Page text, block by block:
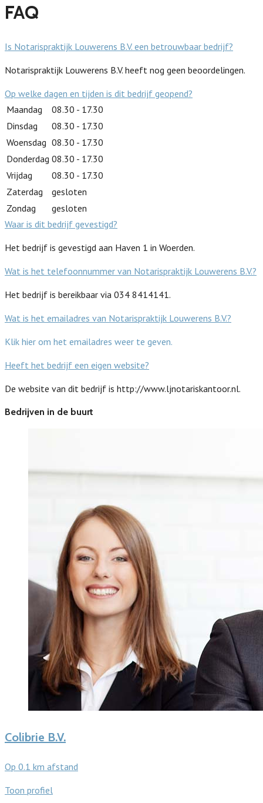
FAQ
Is Notarispraktijk Louwerens B.V. een betrouwbaar bedrijf?
Notarispraktijk Louwerens B.V. heeft nog geen beoordelingen.
Op welke dagen en tijden is dit bedrijf geopend?
Maandag
08.30 - 17.30
Dinsdag
08.30 - 17.30
Woensdag 08.30 - 17.30
Donderdag 08.30 - 17.30
Vrijdag
08.30 - 17.30
Zaterdag
gesloten
Zondag
gesloten
Waar is dit bedrijf gevestigd?
Het bedrijf is gevestigd aan Haven 1 in Woerden.
Wat is het telefoonnummer van Notarispraktijk Louwerens B.V.?
Het bedrijf is bereikbaar via 034 8414141.
Wat is het emailadres van Notarispraktijk Louwerens B.V.?
Klik hier om het emailadres weer te geven.
Heeft het bedrijf een eigen website?
De website van dit bedrijf is http://www.ljnotariskantoor.nl.
Bedrijven in de buurt
Colibrie B.V.
Op 0.1 km afstand
Toon profiel